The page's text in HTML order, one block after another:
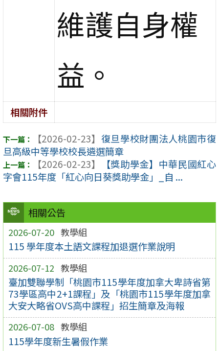
相關公告
2026-07-20 教學組
115 學年度本土語文課程加退選作業說明
2026-07-12 教學組
臺加雙聯學制「桃園市115學年度加拿大卑詩省第
73學區高中2+1課程」及「桃園市115學年度加拿
大安大略省OVS高中課程」招生簡章及海報
2026-07-08 教學組
115學年度新生暑假作業
維護自身權
益。
相關附件
【2026-02-23】 復旦學校財團法人桃園市復
旦高級中等學校校長遴選簡章
【2026-02-23】
【獎助學金】中華民國紅心
字會115年度「紅心向日葵獎助學金」_自 ...